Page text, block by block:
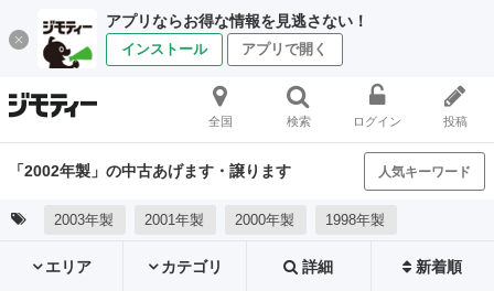
アプリならお得な情報を見逃さない！
インストール アプリで開く
全国 検索 ログイン 投稿
「2002年製」の中古あげます・譲ります 人気キーワード
2003年製 2001年製 2000年製 1998年製
エリア カテゴリ 詳細 新着順